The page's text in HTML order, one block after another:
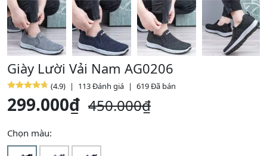
Giày Lười Vải Nam AG0206
(4.9) | 113Đánh giá | 619Đã bán
299.000₫ 450.000₫
Chọn màu: